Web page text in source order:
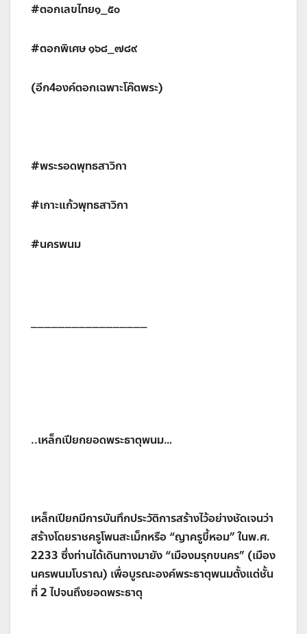
#ตอกเลขไทย๑_๕๐
#ตอกพิเศษ ๑๖๘_๗๘๙
(อีก4องค์ตอกเฉพาะโค๊ตพระ)
#พระรอดพุทธสาวิกา
#เกาะแก้วพุทธสาวิกา
#นครพนม
_________________
..เหล็กเปียกยอดพระธาตุพนม…
เหล็กเปียกมีการบันทึกประวัติการสร้างไว้อย่างชัดเจนว่า
สร้างโดยราชครูโพนสะเม็กหรือ “ญาครูขี้หอม” ในพ.ศ.
2233 ซึ่งท่านได้เดินทางมายัง “เมืองมรุกขนคร” (เมือง
นครพนมโบราณ) เพื่อบูรณะองค์พระธาตุพนมตั้งแต่ชั้น
ที่ 2 ไปจนถึงยอดพระธาตุ